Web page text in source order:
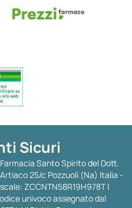
Sicuri
Santo Spirito del Dott.
25/c Pozzuoli (Na) Italia -
ZCCNTN58R19H978T |
univoco assegnato dal